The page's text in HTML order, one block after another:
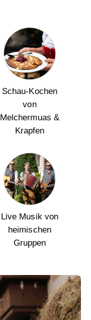
Schau-Kochen
von
Melchermuas &
Krapfen
Live Musik von
heimischen
Gruppen